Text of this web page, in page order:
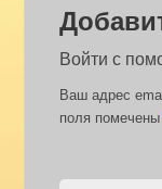
Войти с
Ваш адрес
поля